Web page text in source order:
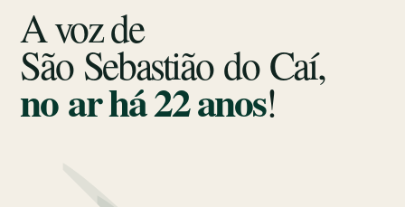
A voz de
São Sebastião do Caí,
no ar há22anos!